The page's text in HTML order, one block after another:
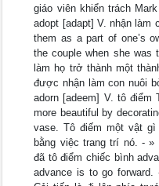
giáo viên khiển trách
adopt [adapt] V. nhận làm
them as a part of one’s
the couple when she was
làm họ trở thành một
được nhận làm con nuôi
adorn [adeem] V. tô điểm
more beautiful by
vase. Tô điếm một vật
bằng việc trang trí nó. -
đã tô điểm chiếc bình
advance is to go forward.